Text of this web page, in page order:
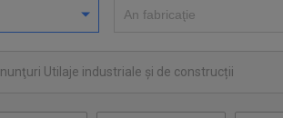
Utilaje industriale și de construcții